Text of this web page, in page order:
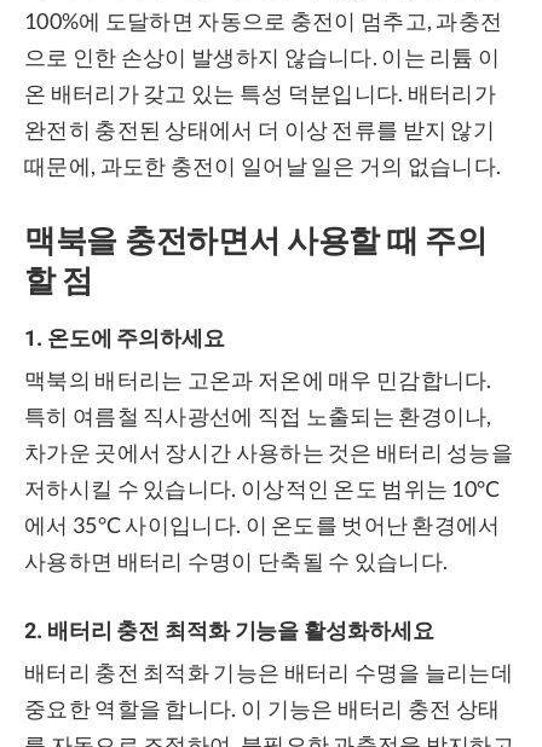
100%에 도달하면 자동으로 충전이 멈추고, 과충전
으로 인한 손상이 발생하지 않습니다. 이는 리튬 이
온 배터리가 갖고 있는 특성 덕분입니다. 배터리가
완전히 충전된 상태에서 더 이상 전류를 받지 않기
때문에, 과도한 충전이 일어날 일은 거의 없습니다.
맥북을 충전하면서 사용할 때 주의
할 점
1. 온도에 주의하세요
맥북의 배터리는 고온과 저온에 매우 민감합니다.
특히 여름철 직사광선에 직접 노출되는 환경이나,
차가운 곳에서 장시간 사용하는 것은 배터리 성능을
저하시킬 수 있습니다. 이상적인 온도 범위는 10°C
에서 35°C 사이입니다. 이 온도를 벗어난 환경에서
사용하면 배터리 수명이 단축될 수 있습니다.
2. 배터리 충전 최적화 기능을 활성화하세요
배터리 충전 최적화 기능은 배터리 수명을 늘리는데
중요한 역할을 합니다. 이 기능은 배터리 충전 상태